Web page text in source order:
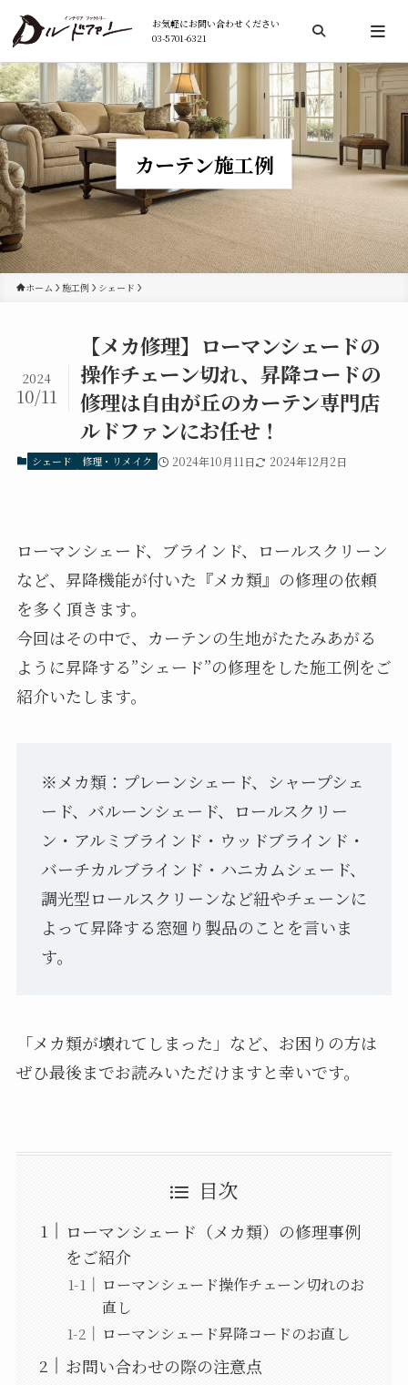
お気軽にお問い合わせください
03-5701-6321
検索
カーテン施工例
ホーム 施工例 シェード
【メカ修理】ローマンシェードの
操作チェーン切れ、昇降コードの
修理は自由が丘のカーテン専門店
ルドファンにお任せ！
2024
10/11
シェード 修理・リメイク 2024年10月11日 2024年12月2日
ローマンシェード、ブラインド、ロールスクリーン
など、昇降機能が付いた『メカ類』の修理の依頼
を多く頂きます。
今回はその中で、カーテンの生地がたたみあがる
ように昇降する”シェード”の修理をした施工例をご
紹介いたします。
※メカ類：プレーンシェード、シャープシェ
ード、バルーンシェード、ロールスクリー
ン・アルミブラインド・ウッドブラインド・
バーチカルブラインド・ハニカムシェード、
調光型ロールスクリーンなど紐やチェーンに
よって昇降する窓廻り製品のことを言いま
す。
「メカ類が壊れてしまった」など、お困りの方は
ぜひ最後までお読みいただけますと幸いです。
目次
ローマンシェード（メカ類）の修理事例
をご紹介
ローマンシェード操作チェーン切れのお
直し
ローマンシェード昇降コードのお直し
お問い合わせの際の注意点